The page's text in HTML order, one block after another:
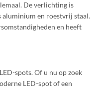
De verlichting is
aluminium en roestvrij staal.
en heeft
spots. Of u nu op zoek
LED-spot of een